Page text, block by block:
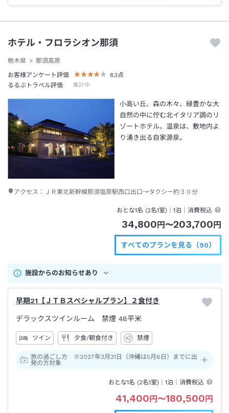
ホテル・フロラシオン那須
栃木県
那須高原
お客様アンケート評価
83点
るるぶトラベル評価
集計中
小高い丘、森の木々、緑豊かな大
自然の中に佇む北イタリア調のリ
ゾートホテル。温泉は、敷地内よ
り湧き出る自家源泉。
アクセス： ＪＲ東北新幹線那須塩原駅西口出口→タクシー約３０分
おとな1名 (2名1室)｜1泊 ｜消費税込
34,800円〜203,700円
すべてのプランを見る（90）
施設からのお知らせあり
早期21【ＪＴＢスペシャルプラン】２食付き
デラックスツインルーム 禁煙 48平米
ツイン 夕食/朝食付き 禁煙
旅の過ごし方 ※2027年3月31日（沖縄は5月6日）までに出
発の方対象
おとな1名 (2名1室)｜1泊 ｜消費税込
41,400円〜180,500円